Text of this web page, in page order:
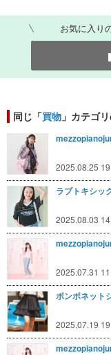
お気に入り
同じ「買物 」カテゴ
2025.08.25
ラブトキシッ
2025.08.03
2025.07.31
ポンポネット
2025.07.19